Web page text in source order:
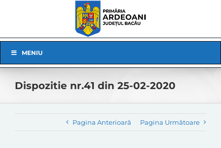
Navigation
MENIU
Dispozitie nr.41 din 25-02-2020
Pagina Anterioară Pagina Următoare